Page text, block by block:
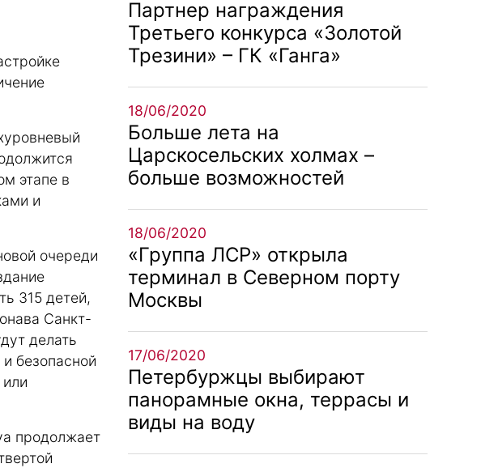
этапе в
и
очереди
315 детей,
Санкт-
делать
безопасной
продолжает
Партнер награждения
Третьего конкурса «Золотой
Трезини» – ГК «Ганга»
18/06/2020
Больше лета на
Царскосельских холмах –
больше возможностей
18/06/2020
«Группа ЛСР» открыла
терминал в Северном порту
Москвы
17/06/2020
Петербуржцы выбирают
панорамные окна, террасы и
виды на воду